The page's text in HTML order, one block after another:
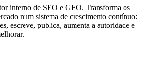
interno de SEO e GEO. Transforma os
num sistema de crescimento contínuo:
escreve, publica, aumenta a autoridade e